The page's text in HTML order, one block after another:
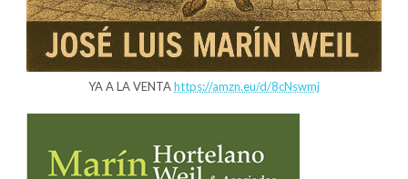
YA A LA VENTAhttps://amzn.eu/d/8cNswmj